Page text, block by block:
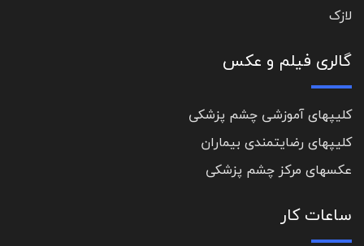
لازک
گالری فیلم و عکس
کلیپهای آموزشی چشم پزشکی
کلیپهای رضایتمندی بیماران
عکسهای مرکز چشم پزشکی
ساعات کار